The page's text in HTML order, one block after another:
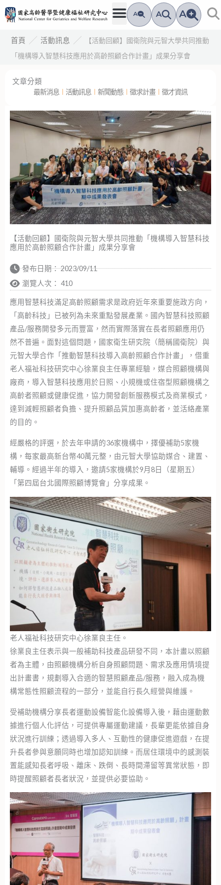
跳
至
A A A
首頁 ／ 活動訊息 ／
【活動回顧】國衛院與元智大學共同推動
「機構導入智慧科技應用於高齡照顧合作計畫」成果分享會
文章分類
最新消息 ︱ 活動訊息 ︱ 新聞動態 ︱ 徵求計畫︱ 徵才資訊
【活動回顧】國衛院與元智大學共同推動「機構導入智慧科技
應用於高齡照顧合作計畫」成果分享會
發布日期：2023/09/11
瀏覽人次： 410
應用智慧科技滿足高齡照顧需求是政府近年來重要施政方向，
「高齡科技」已被列為未來重點發展產業。國內智慧科技照顧
產品/服務開發多元而豐富，然而實際落實在長者照顧應用仍
然不普遍。面對這個問題，國家衛生研究院（簡稱國衛院）與
元智大學合作「推動智慧科技導入高齡照顧合作計畫」，借重
老人福祉科技研究中心徐業良主任專業經驗，媒合照顧機構與
廠商，導入智慧科技應用於日照、小規機或住宿型照顧機構之
高齡者照顧或健康促進，協力開發創新服務模式及商業模式，
達到減輕照顧者負擔、提升照顧品質加惠高齡者，並活絡產業
的目的。
經嚴格的評選，於去年申請的36家機構中，擇優補助5家機
構，每家最高新台幣40萬元整，由元智大學協助媒合、建置、
輔導。經過半年的導入，邀請5家機構於9月8日（星期五）
「第四屆台北國際照顧博覽會」分享成果。
老人福祉科技研究中心徐業良主任。
徐業良主任表示與一般補助科技產品研發不同，本計畫以照顧
者為主體，由照顧機構分析自身照顧問題、需求及應用情境提
出計畫書，規劃導入合適的智慧照顧產品/服務，融入成為機
構常態性照顧流程的一部分，並能自行長久經營與維護。
受補助機構分享長者運動設備智能化設備導入後，藉由運動數
據進行個人化評估，可提供專屬運動建議，長輩更能依據自身
狀況進行訓練；透過導入多人、互動性的健康促進遊戲，在提
升長者參與意願同時也增加認知訓練。而居住環境中的感測裝
置能感知長者呼吸、離床、跌倒、長時間滯留等異常狀態，即
時提醒照顧者長者狀況，並提供必要協助。